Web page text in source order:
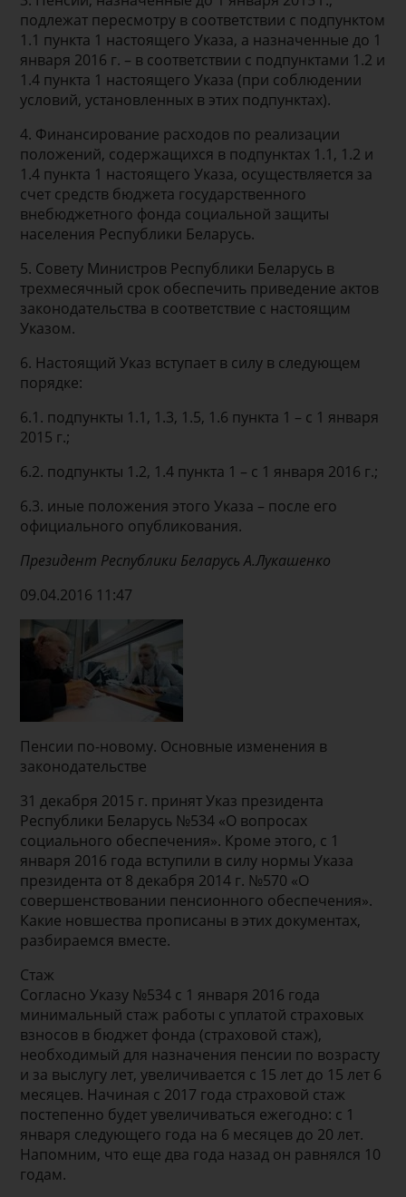
подлежат пересмотру в соответствии с подпунктом
1.1 пункта 1 настоящего Указа, а назначенные до 1
января 2016 г. – в соответствии с подпунктами 1.2 и
1.4 пункта 1 настоящего Указа (при соблюдении
условий, установленных в этих подпунктах).
4. Финансирование расходов по реализации
положений, содержащихся в подпунктах 1.1, 1.2 и
1.4 пункта 1 настоящего Указа, осуществляется за
счет средств бюджета государственного
внебюджетного фонда социальной защиты
населения Республики Беларусь.
5. Совету Министров Республики Беларусь в
трехмесячный срок обеспечить приведение актов
законодательства в соответствие с настоящим
Указом.
6. Настоящий Указ вступает в силу в следующем
порядке:
6.1. подпункты 1.1, 1.3, 1.5, 1.6 пункта 1 – с 1 января
2015 г.;
6.2. подпункты 1.2, 1.4 пункта 1 – с 1 января 2016 г.;
6.3. иные положения этого Указа – после его
официального опубликования.
Президент Республики Беларусь А.Лукашенко
09.04.2016 11:47
Пенсии по-новому. Основные изменения в
законодательстве
31 декабря 2015 г. принят Указ президента
Республики Беларусь №534 «О вопросах
социального обеспечения». Кроме этого, с 1
января 2016 года вступили в силу нормы Указа
президента от 8 декабря 2014 г. №570 «О
совершенствовании пенсионного обеспечения».
Какие новшества прописаны в этих документах,
разбираемся вместе.
Стаж
Согласно Указу №534 с 1 января 2016 года
минимальный стаж работы с уплатой страховых
взносов в бюджет фонда (страховой стаж),
необходимый для назначения пенсии по возрасту
и за выслугу лет, увеличивается с 15 лет до 15 лет 6
месяцев. Начиная с 2017 года страховой стаж
постепенно будет увеличиваться ежегодно: с 1
января следующего года на 6 месяцев до 20 лет.
Напомним, что еще два года назад он равнялся 10
годам.